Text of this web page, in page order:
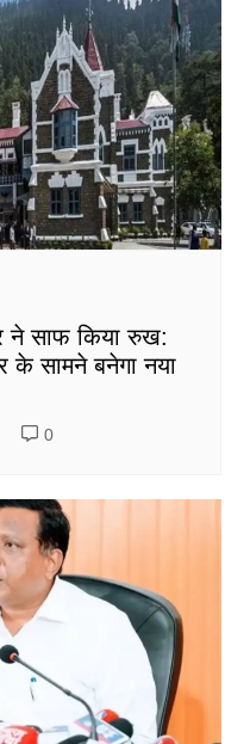
ने साफ किया रुख:
के सामने बनेगा नया
0